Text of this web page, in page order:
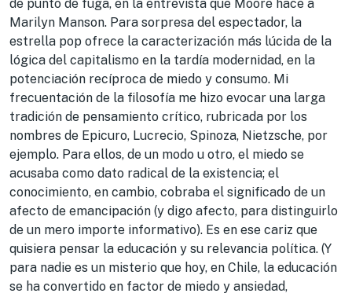
de punto de fuga, en la entrevista que Moore hace a
Marilyn Manson. Para sorpresa del espectador, la
estrella pop ofrece la caracterización más lúcida de la
lógica del capitalismo en la tardía modernidad, en la
potenciación recíproca de miedo y consumo. Mi
frecuentación de la filosofía me hizo evocar una larga
tradición de pensamiento crítico, rubricada por los
nombres de Epicuro, Lucrecio, Spinoza, Nietzsche, por
ejemplo. Para ellos, de un modo u otro, el miedo se
acusaba como dato radical de la existencia; el
conocimiento, en cambio, cobraba el significado de un
afecto de emancipación (y digo afecto, para distinguirlo
de un mero importe informativo). Es en ese cariz que
quisiera pensar la educación y su relevancia política. (Y
para nadie es un misterio que hoy, en Chile, la educación
se ha convertido en factor de miedo y ansiedad,